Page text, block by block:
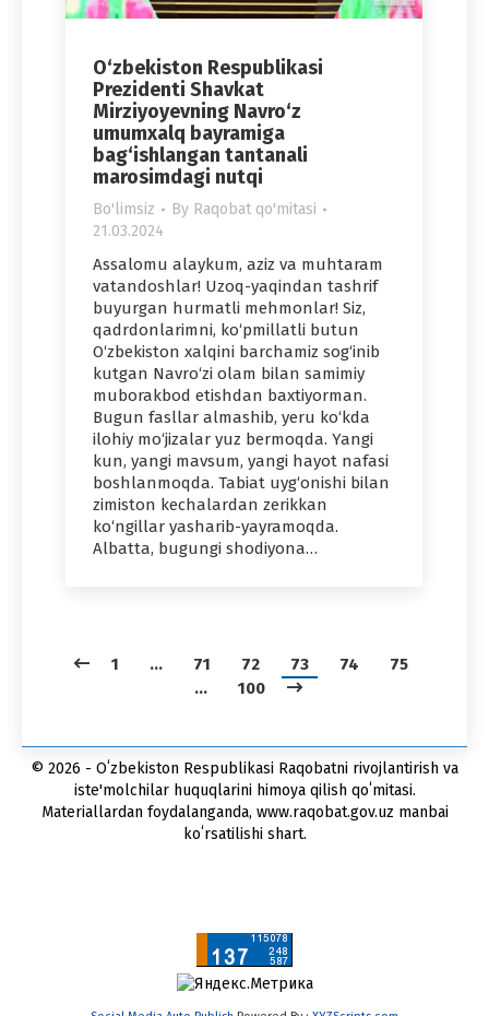
O‘zbekiston Respublikasi
Prezidenti Shavkat
Mirziyoyevning Navro‘z
umumxalq bayramiga
bag‘ishlangan tantanali
marosimdagi nutqi
Bo'limsiz By Raqobat qo'mitasi
21.03.2024
Assalomu alaykum, aziz va muhtaram
vatandoshlar! Uzoq-yaqindan tashrif
buyurgan hurmatli mehmonlar! Siz,
qadrdonlarimni, ko‘pmillatli butun
O‘zbekiston xalqini barchamiz sog‘inib
kutgan Navro‘zi olam bilan samimiy
muborakbod etishdan baxtiyorman.
Bugun fasllar almashib, yeru ko‘kda
ilohiy mo‘jizalar yuz bermoqda. Yangi
kun, yangi mavsum, yangi hayot nafasi
boshlanmoqda. Tabiat uyg‘onishi bilan
zimiston kechalardan zerikkan
ko‘ngillar yasharib-yayramoqda.
Albatta, bugungi shodiyona…
1 … 71 72 73 74
75
…
100
© 2026 - Oʻzbekiston Respublikasi Raqobatni rivojlantirish va
iste'molchilar huquqlarini himoya qilish qoʻmitasi.
Materiallardan foydalanganda, www.raqobat.gov.uz manbai
koʻrsatilishi shart.